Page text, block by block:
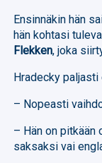
Ensinnäkin hän
hän kohtasi
Flekken, joka
Hradecky
– Nopeasti
– Hän on pitkään
saksaksi vai